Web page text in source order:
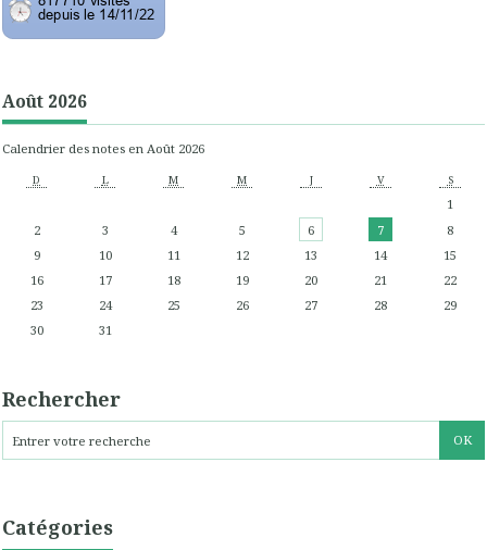
Août 2026
Calendrier des notes en Août 2026
D L M M J V S
1
2
3 4 5 6 7
8
9
10 11 12 13 14
15
16
17 18 19 20 21
22
23
24 25 26 27 28
29
30
31
Rechercher
Catégories